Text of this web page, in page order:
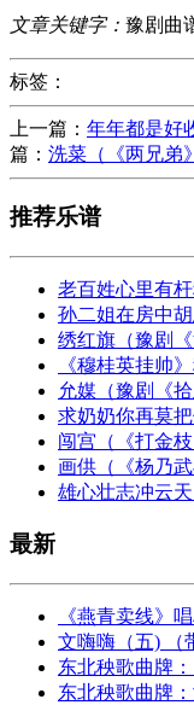
文章关键字： 豫剧曲
标签：
上一篇： 年年都是好
篇： 洗菜（《两兄弟
推荐乐谱
老百姓心里有
孙二姐在房中
绣红旗（豫剧
《穆桂英挂帅
允媒（豫剧《
求奶奶你再莫
闯宫（《打金枝
画供（《杨乃
雄心壮志冲云
最新
《燕青卖线》
文嗨嗨（五) （
东北秧歌曲牌
东北秧歌曲牌：